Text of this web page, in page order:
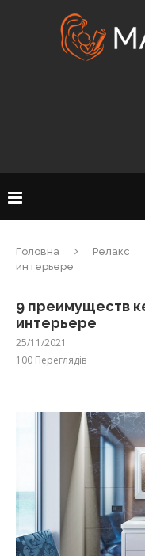
Головна Релакс
интерьере
9 преимуществ
интерьере
25/11/2021
100 Переглядів